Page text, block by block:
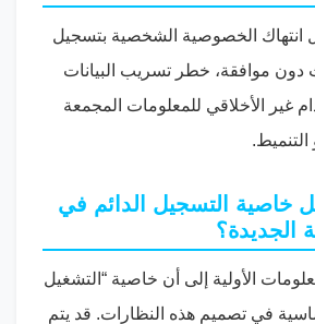
انتهاك الخصوصية الشخصية بتسجيل
دون موافقة، خطر تسريب البيانات
غير الأخلاقي للمعلومات المجمعة
التنميط.
خاصية التسجيل الدائم في
الجديدة؟
الأولية إلى أن خاصية “التشغيل
في تصميم هذه النظارات. قد يتم